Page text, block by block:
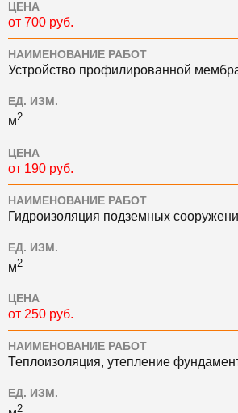
ЦЕНА
от 700 руб.
НАИМЕНОВАНИЕ РАБОТ
Устройство профилированной
ЕД. ИЗМ.
м2
ЦЕНА
от 190 руб.
НАИМЕНОВАНИЕ РАБОТ
Гидроизоляция подземных
ЕД. ИЗМ.
м2
ЦЕНА
от 250 руб.
НАИМЕНОВАНИЕ РАБОТ
Теплоизоляция, утепление
ЕД. ИЗМ.
2